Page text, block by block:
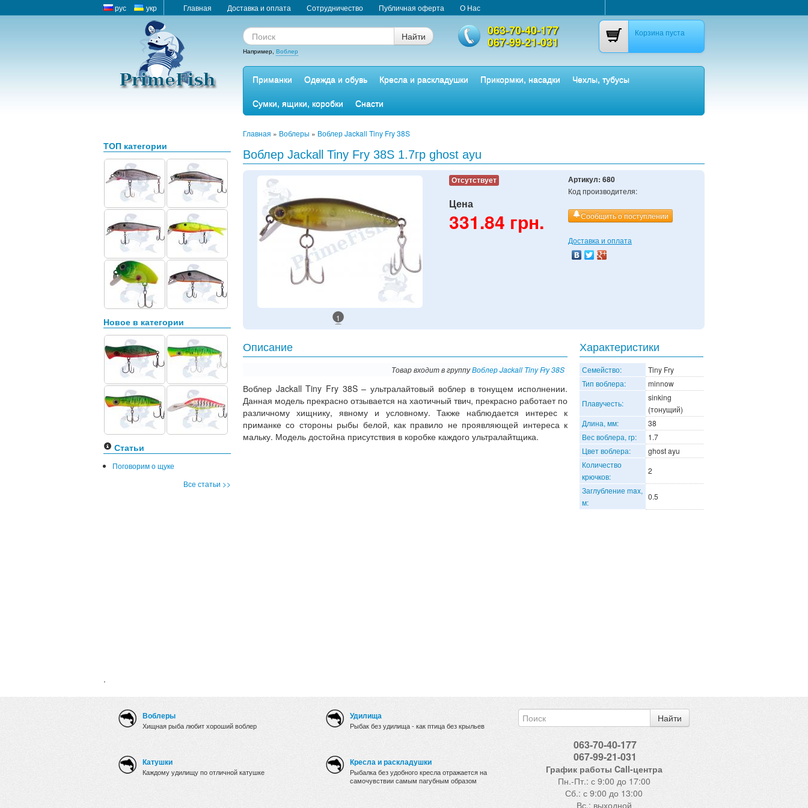
рус укр Главная Доставка и оплата Сотрудничество Публичная оферта О Нас
Найти
Например, Воблер
063-70-40-177
067-99-21-031
Корзина пуста
Приманки Одежда и обувь Кресла и раскладушки Прикормки, насадки
Чехлы, тубусы
Сумки, ящики, коробки
Снасти
ТОП категории
Новое в категории
Статьи
Поговорим о щуке
Все статьи >>
.
Главная » Воблеры » Воблер Jackall Tiny Fry 38S
Воблер Jackall Tiny Fry 38S 1.7гр ghost ayu
1
Отсутствует
Цена
331.84 грн.
Артикул: 680
Код производителя:
Сообщить о поступлении
Доставка и оплата
Описание
Товар входит в группуВоблер Jackall Tiny Fry 38S
Воблер Jackall Tiny Fry 38S – ультралайтовый воблер в тонущем исполнении.
Данная модель прекрасно отзывается на хаотичный твич, прекрасно работает по
различному хищнику, явному и условному. Также наблюдается интерес к
приманке со стороны рыбы белой, как правило не проявляющей интереса к
мальку. Модель достойна присутствия в коробке каждого ультралайтщика.
Характеристики
Семейство:
Tiny Fry
Тип воблера:
minnow
Плавучесть:
sinking
(тонущий)
Длина, мм:
38
Вес воблера, гр:
1.7
Цвет воблера:
ghost ayu
Количество
крючков:
2
Заглубление max,
м:
0.5
Воблеры
Хищная рыба любит хороший воблер
Катушки
Каждому удилищу по отличной катушке
Удилища
Рыбак без удилища - как птица без крыльев
Кресла и раскладушки
Рыбалка без удобного кресла отражается на
самочувствии самым пагубным образом
Найти
063-70-40-177
067-99-21-031
График работы Call-центра
Пн.-Пт.: с 9:00 до 17:00
Сб.: с 9:00 до 13:00
Вс.: выходной